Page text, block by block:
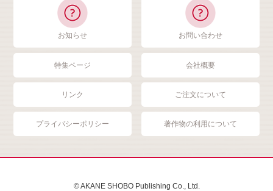
お知らせ お問い合わせ
特集ページ 会社概要
リンク ご注文について
プライバシーポリシー 著作物の利用について
© AKANE SHOBO Publishing Co., Ltd.